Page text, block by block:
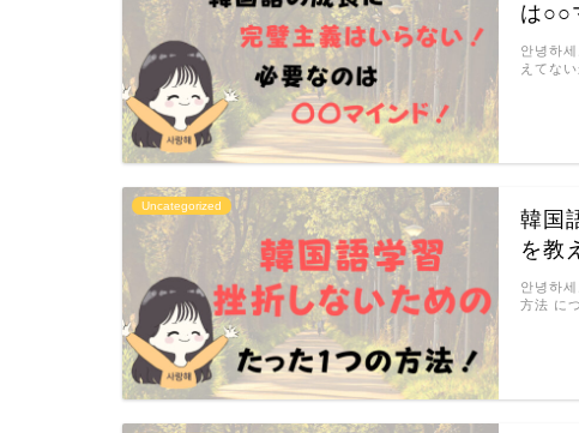
は○○
안녕하
えてな
Uncategorized
韓国
を教
안녕하
方法 に